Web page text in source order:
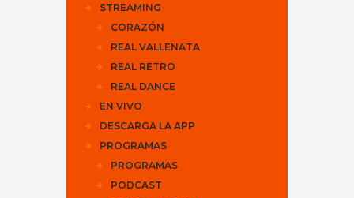
STREAMING
CORAZÓN
REAL VALLENATA
REAL RETRO
REAL DANCE
EN VIVO
DESCARGA LA APP
PROGRAMAS
PROGRAMAS
PODCAST